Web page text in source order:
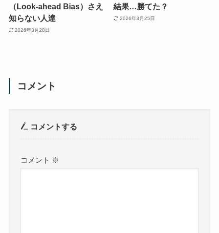
（Look-ahead Bias）さえ
知らない人達
2026年3月28日
結果…勝てた？
2026年3月25日
コメント
コメントする
コメント ※